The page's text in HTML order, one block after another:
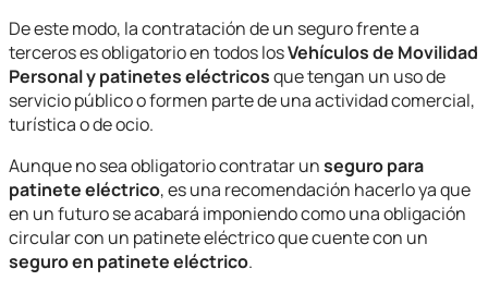
De este modo, la contratación de un seguro frente a
terceros es obligatorio en todos losVehículos de Movilidad
Personal y patinetes eléctricosque tengan un uso de
servicio público o formen parte de una actividad comercial,
turística o de ocio.
Aunque no sea obligatorio contratar unseguro para
patinete eléctrico, es una recomendación hacerlo ya que
en un futuro se acabará imponiendo como una obligación
circular con un patinete eléctrico que cuente con un
seguro en patinete eléctrico.